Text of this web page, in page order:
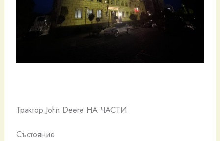
Трактор John Deere НА ЧАСТИ
Състояние